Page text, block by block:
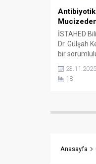
İSTAHED
Dr. Gülşah
bir
(İSTAHED)
Uzm. Dr.
23.11.2025
18
Anasayfa